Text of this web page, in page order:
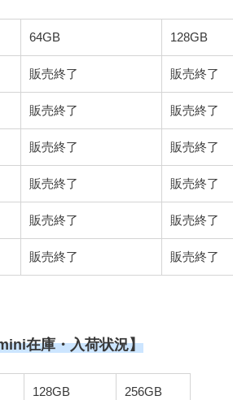
64GB 128GB
販売終了 販売終了
販売終了 販売終了
販売終了 販売終了
販売終了 販売終了
販売終了 販売終了
販売終了 販売終了
在庫・入荷状況】
128GB 256GB